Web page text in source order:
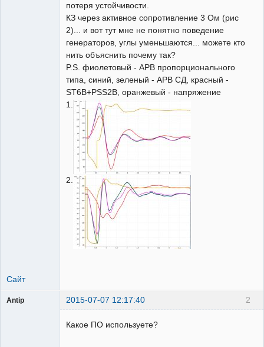
потеря устойчивости.
КЗ через активное сопротивление 3 Ом (рис
2)... и вот тут мне не понятно поведение
генераторов, углы уменьшаются... можете кто
нить объяснить почему так?
P.S. фиолетовый - АРВ пропорционального
типа, синий, зеленый - АРВ СД, красный -
ST6B+PSS2B, оранжевый - напряжение
1.
2.
Сайт
2
Antip 2015-07-07 12:17:40
Какое ПО используете?